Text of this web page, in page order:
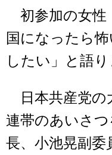
初参加の女性
国になったら
したい」と語り
日本共産党の
連帯のあいさ
長、小池晃副委